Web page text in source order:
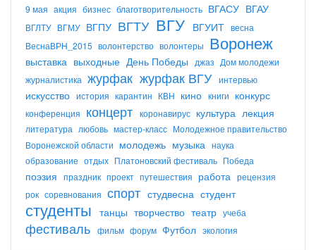
9 мая акция бизнес благотворительность ВГАСУ ВГАУ
ВГЛТУ ВГМУ ВГПУ ВГТУ ВГУ ВГУИТ весна
ВеснаВРН_2015 волонтерство волонтеры Воронеж
выставка выходные День Победы джаз Дом молодежи
журналистика журфак журфак ВГУ интервью
искусство история карантин КВН кино книги конкурс
конференция концерт коронавирус культура лекция
литература любовь мастер-класс Молодежное правительство
Воронежской области молодежь музыка наука
образование отдых Платоновский фестиваль Победа
поэзия праздник проект путешествия работа рецензия
рок соревнования спорт студвесна студент
студенты танцы творчество театр учеба
фестиваль фильм форум Футбол экология